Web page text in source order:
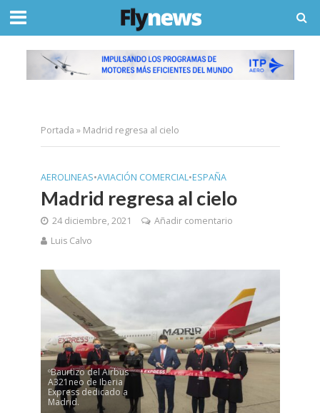
Portada » Madrid regresa al cielo
AEROLINEAS•AVIACIÓN COMERCIAL•ESPAÑA
Madrid regresa al cielo
24 diciembre, 2021
Añadir comentario
Luis Calvo
ºBaurtizo del Airbus
A321neo de Iberia
Express dedicado a
Madrid.